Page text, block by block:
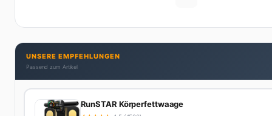
UNSERE EMPFEHLUNGEN
Passend zum Artikel
RunSTAR Körperfettwaage